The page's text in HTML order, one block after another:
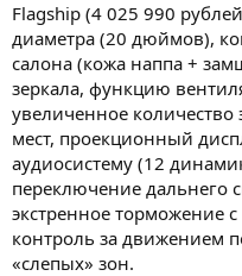
Flagship (4 025 990
диаметра (20 дюймов),
салона (кожа наппа +
зеркала, функцию
увеличенное количество
мест, проекционный
аудиосистему (12
переключение дальнего
экстренное торможение
контроль за движением
«слепых» зон.